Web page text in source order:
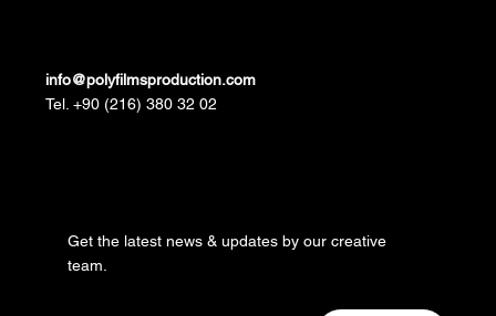
Get the latest news & updates by our creative
team.
info@polyfilmsproduction.com
Tel. +90 (216) 380 32 02